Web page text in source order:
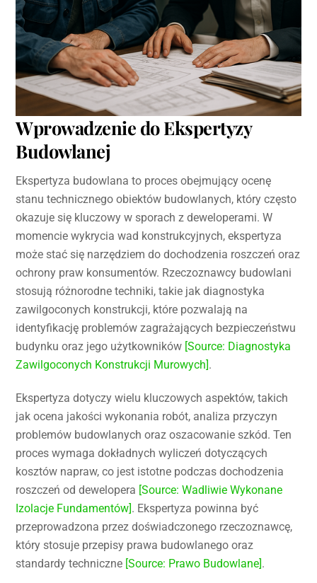
Wprowadzenie do Ekspertyzy
Budowlanej
Ekspertyza budowlana to proces obejmujący ocenę
stanu technicznego obiektów budowlanych, który często
okazuje się kluczowy w sporach z deweloperami. W
momencie wykrycia wad konstrukcyjnych, ekspertyza
może stać się narzędziem do dochodzenia roszczeń oraz
ochrony praw konsumentów. Rzeczoznawcy budowlani
stosują różnorodne techniki, takie jak diagnostyka
zawilgoconych konstrukcji, które pozwalają na
identyfikację problemów zagrażających bezpieczeństwu
budynku oraz jego użytkowników [Source: Diagnostyka
Zawilgoconych Konstrukcji Murowych].
Ekspertyza dotyczy wielu kluczowych aspektów, takich
jak ocena jakości wykonania robót, analiza przyczyn
problemów budowlanych oraz oszacowanie szkód. Ten
proces wymaga dokładnych wyliczeń dotyczących
kosztów napraw, co jest istotne podczas dochodzenia
roszczeń od dewelopera [Source: Wadliwie Wykonane
Izolacje Fundamentów]. Ekspertyza powinna być
przeprowadzona przez doświadczonego rzeczoznawcę,
który stosuje przepisy prawa budowlanego oraz
standardy techniczne [Source: Prawo Budowlane].